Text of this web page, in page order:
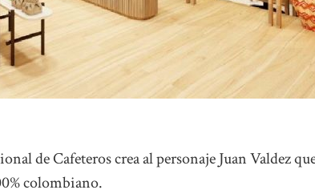
de Cafeteros crea al personaje Juan Valdez
colombiano.